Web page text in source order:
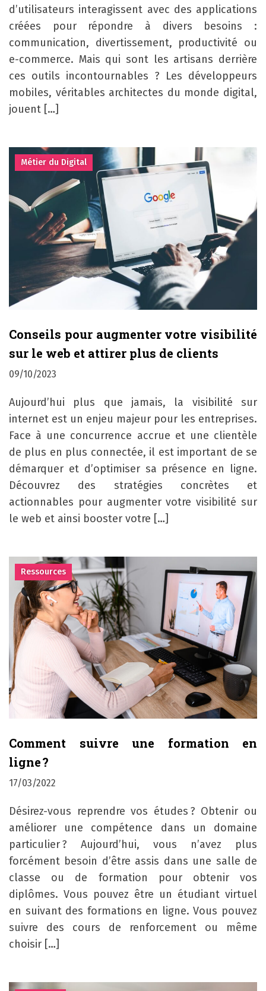
d’utilisateurs interagissent avec des applications
créées pour répondre à divers besoins :
communication, divertissement, productivité ou
e-commerce. Mais qui sont les artisans derrière
ces outils incontournables ? Les développeurs
mobiles, véritables architectes du monde digital,
jouent […]
Métier du Digital
Conseils pour augmenter votre visibilité
sur le web et attirer plus de clients
09/10/2023
Aujourd’hui plus que jamais, la visibilité sur
internet est un enjeu majeur pour les entreprises.
Face à une concurrence accrue et une clientèle
de plus en plus connectée, il est important de se
démarquer et d’optimiser sa présence en ligne.
Découvrez des stratégies concrètes et
actionnables pour augmenter votre visibilité sur
le web et ainsi booster votre […]
Ressources
Comment suivre une formation en
ligne ?
17/03/2022
Désirez-vous reprendre vos études ? Obtenir ou
améliorer une compétence dans un domaine
particulier ? Aujourd’hui, vous n’avez plus
forcément besoin d’être assis dans une salle de
classe ou de formation pour obtenir vos
diplômes. Vous pouvez être un étudiant virtuel
en suivant des formations en ligne. Vous pouvez
suivre des cours de renforcement ou même
choisir […]